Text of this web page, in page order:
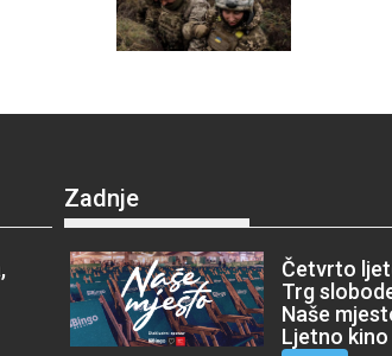
Zadnje
Četvrto
Trg
Naše
Ljetno